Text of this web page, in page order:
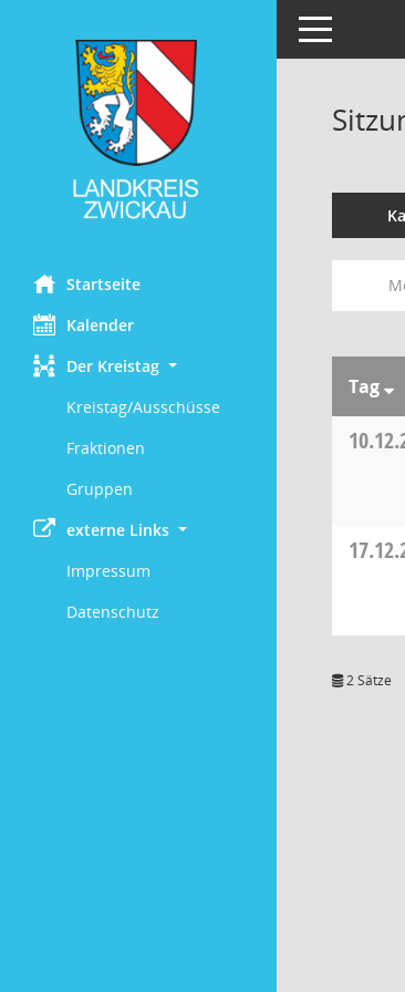
Startseite
Kalender
Der Kreistag
Kreistag/Ausschüsse
Fraktionen
Gruppen
externe Links
Impressum
Datenschutz
Toggle
Tag
2 Sätze